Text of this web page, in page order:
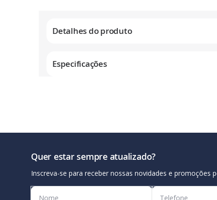
imagens
Detalhes do produto
Especificações
Quer estar sempre atualizado?
Inscreva-se para receber nossas novidades e promoções